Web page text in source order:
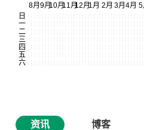
资讯 博客